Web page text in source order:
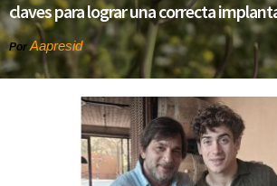
claves para lograr una correcta
Por Aapresid